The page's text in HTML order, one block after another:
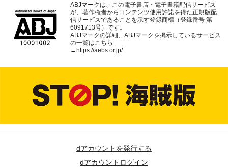
ABJマークは、この電子書店・電子書籍配信サービス
が、著作権者からコンテンツ使用許諾を得た正規版配
信サービスであることを示す登録商標（登録番号 第
6091713号）です。
ABJマークの詳細、ABJマークを掲示しているサービス
の一覧はこちら
→https://aebs.or.jp/
dアカウントを発行する
dアカウントログイン